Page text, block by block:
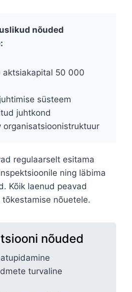
nõuded
aktsiakapital 50 000
süsteem
juhtkond
organisatsioonistruktuur
regulaarselt esitama
ning läbima
Kõik laenud peavad
nõuetele.
nõuded
turvaline